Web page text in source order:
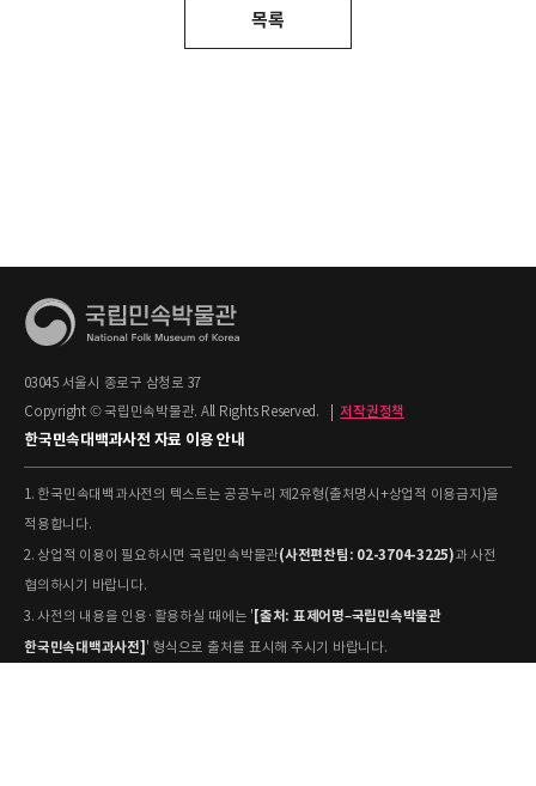
목록
03045 서울시 종로구 삼청로 37
Copyright © 국립민속박물관. All Rights Reserved.
저작권정책
한국민속대백과사전 자료 이용 안내
1. 한국민속대백과사전의 텍스트는 공공누리 제2유형(출처명시+상업적 이용금지)을
적용합니다.
2. 상업적 이용이 필요하시면 국립민속박물관(사전편찬팀: 02-3704-3225)과 사전
협의하시기 바랍니다.
3. 사전의 내용을 인용·활용하실 때에는 ' [출처: 표제어명–국립민속박물관
한국민속대백과사전] ' 형식으로 출처를 표시해 주시기 바랍니다.